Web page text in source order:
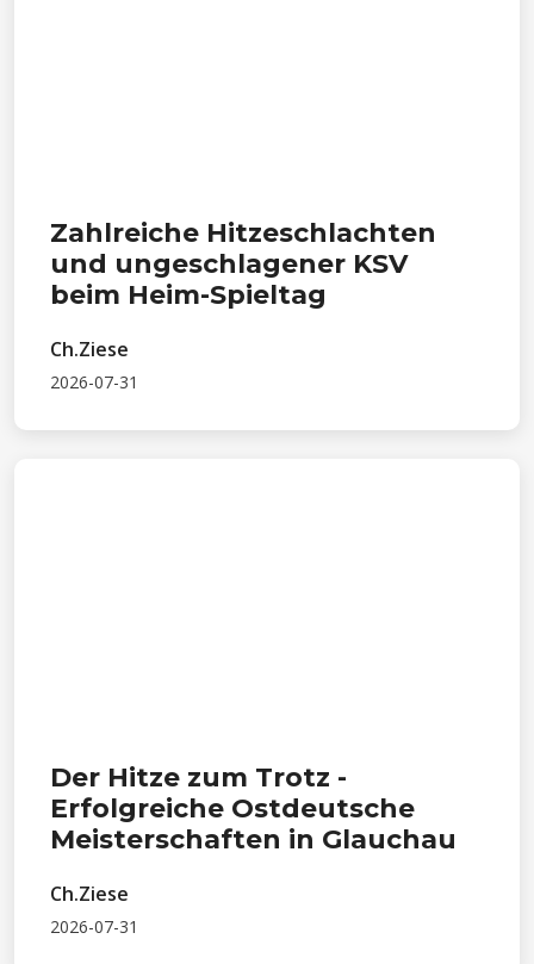
Zahlreiche Hitzeschlachten
und ungeschlagener KSV
beim Heim-Spieltag
Ch.Ziese
2026-07-31
Der Hitze zum Trotz -
Erfolgreiche Ostdeutsche
Meisterschaften in Glauchau
Ch.Ziese
2026-07-31